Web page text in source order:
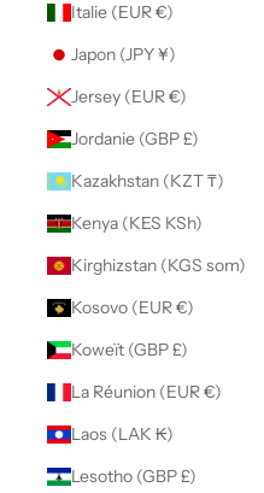
Italie (EUR €)
Japon (JPY ¥)
Jersey (EUR €)
Jordanie (GBP £)
Kazakhstan (KZT ₸)
Kenya (KES KSh)
Kirghizstan (KGS som)
Kosovo (EUR €)
Koweït (GBP £)
La Réunion (EUR €)
Laos (LAK ₭)
Lesotho (GBP £)